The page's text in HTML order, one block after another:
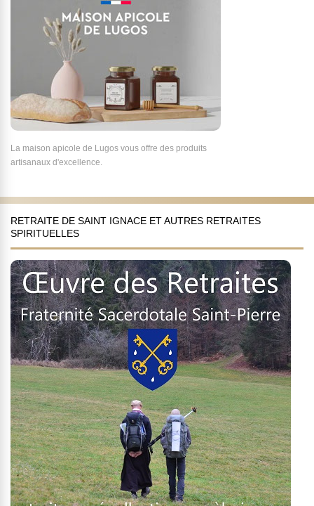
La maison apicole de Lugos vous offre des produits
artisanaux d'excellence.
RETRAITE DE SAINT IGNACE ET AUTRES RETRAITES
SPIRITUELLES